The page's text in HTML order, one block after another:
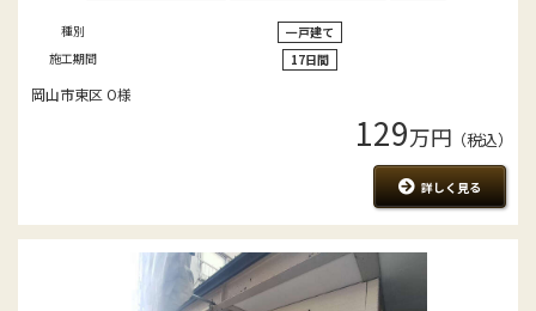
種別
一戸建て
施工期間
17日間
岡山市東区 O様
129万円 （税込）
詳しく見る